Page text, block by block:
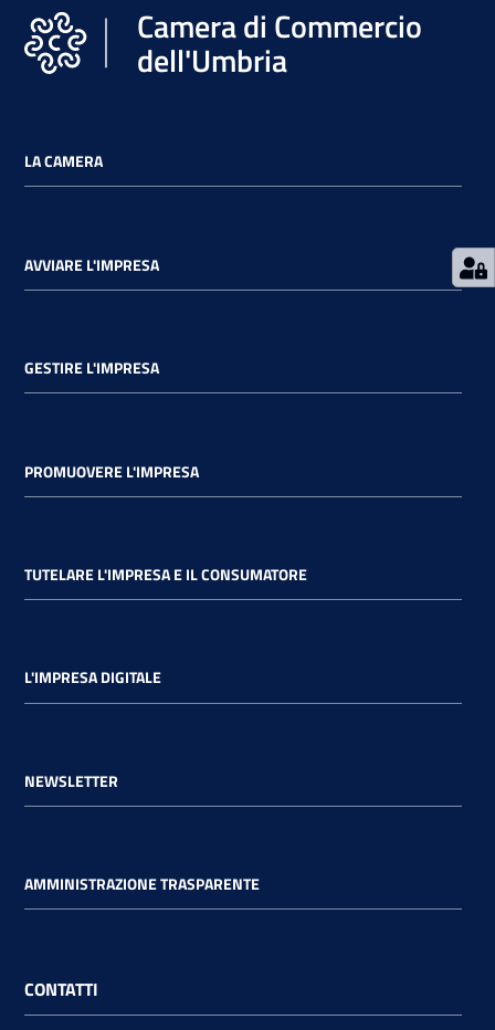
Seguici
Camera di Commercio
dell'Umbria
LA CAMERA
AVVIARE L'IMPRESA
GESTIRE L'IMPRESA
PROMUOVERE L'IMPRESA
TUTELARE L'IMPRESA E IL CONSUMATORE
L'IMPRESA DIGITALE
NEWSLETTER
AMMINISTRAZIONE TRASPARENTE
CONTATTI